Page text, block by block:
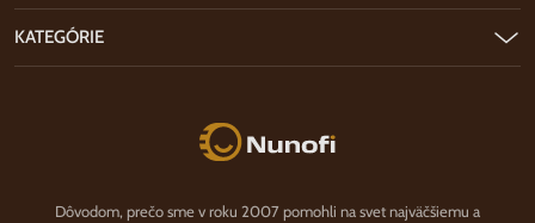
Nunofi.sk
Dôvodom, prečo sme v roku 2007 pomohli na svet najväčšiemu a
KATEGÓRIE